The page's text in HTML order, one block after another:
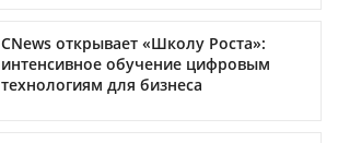
CNews открывает «Школу Роста»:
интенсивное обучение цифровым
технологиям для бизнеса